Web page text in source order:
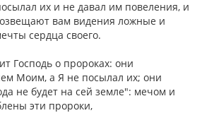
их и не давал им повеления, и
вам видения ложные и
сердца своего.
Господь о пророках: они
Моим, а Я не посылал их; они
не будет на сей земле": мечом и
эти пророки,